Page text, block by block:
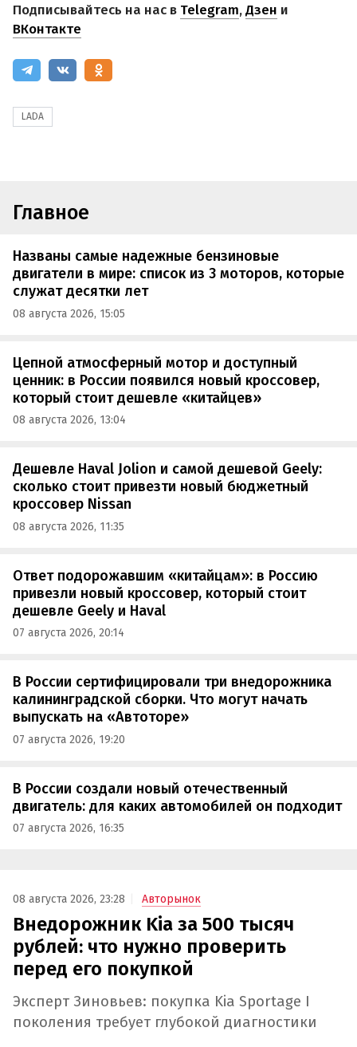
Подписывайтесь на нас в Telegram,Дзен и
ВКонтакте
LADA
Главное
Названы самые надежные бензиновые
двигатели в мире: список из 3 моторов, которые
служат десятки лет
08 августа 2026, 15:05
Цепной атмосферный мотор и доступный
ценник: в России появился новый кроссовер,
который стоит дешевле «китайцев»
08 августа 2026, 13:04
Дешевле Haval Jolion и самой дешевой Geely:
сколько стоит привезти новый бюджетный
кроссовер Nissan
08 августа 2026, 11:35
Ответ подорожавшим «китайцам»: в Россию
привезли новый кроссовер, который стоит
дешевле Geely и Haval
07 августа 2026, 20:14
В России сертифицировали три внедорожника
калининградской сборки. Что могут начать
выпускать на «Автоторе»
07 августа 2026, 19:20
В России создали новый отечественный
двигатель: для каких автомобилей он подходит
07 августа 2026, 16:35
08 августа 2026, 23:28 Авторынок
Внедорожник Kia за 500 тысяч
рублей: что нужно проверить
перед его покупкой
Эксперт Зиновьев: покупка Kia Sportage I
поколения требует глубокой диагностики